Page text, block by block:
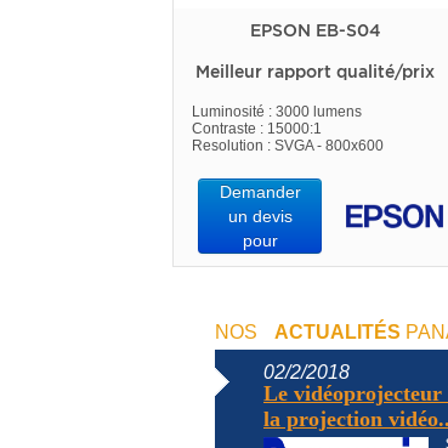
EPSON EB-S04
Meilleur rapport qualité/prix
Luminosité : 3000 lumens
Contraste : 15000:1
Resolution : SVGA - 800x600
Demander
un devis
pour
NOS ACTUALITÉS
02/2/2018
Le vidéoprojecteur
la projection